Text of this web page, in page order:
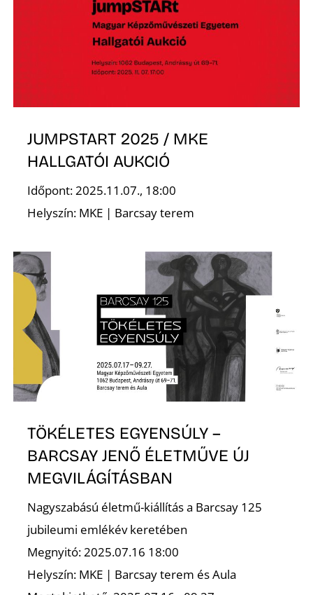
JUMPSTART 2025 / MKE
HALLGATÓI AUKCIÓ
Időpont: 2025.11.07., 18:00
Helyszín: MKE | Barcsay terem
TÖKÉLETES EGYENSÚLY –
BARCSAY JENŐ ÉLETMŰVE ÚJ
MEGVILÁGÍTÁSBAN
Nagyszabású életmű-kiállítás a Barcsay 125
jubileumi emlékév keretében
Megnyitó: 2025.07.16 18:00
Helyszín: MKE | Barcsay terem és Aula